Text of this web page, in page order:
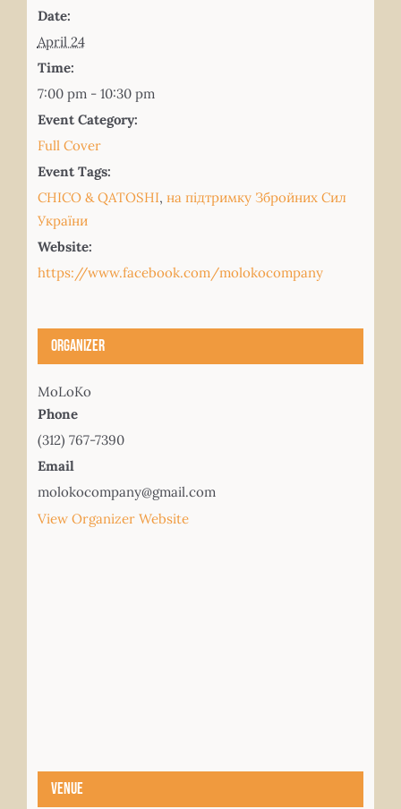
Date:
April 24
Time:
7:00 pm - 10:30 pm
Event Category:
Full Cover
Event Tags:
CHICO & QATOSHI, на підтримку Збройних Сил
України
Website:
https://www.facebook.com/molokocompany
Organizer
MoLoKo
Phone
(312) 767-7390
Email
molokocompany@gmail.com
View Organizer Website
Venue